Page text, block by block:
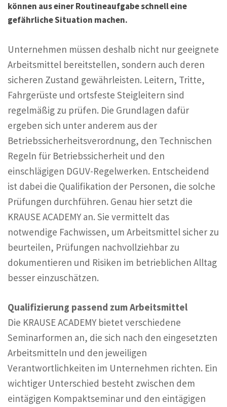
können aus einer Routineaufgabe schnell eine
gefährliche Situation machen.
Unternehmen müssen deshalb nicht nur geeignete
Arbeitsmittel bereitstellen, sondern auch deren
sicheren Zustand gewährleisten. Leitern, Tritte,
Fahrgerüste und ortsfeste Steigleitern sind
regelmäßig zu prüfen. Die Grundlagen dafür
ergeben sich unter anderem aus der
Betriebssicherheitsverordnung, den Technischen
Regeln für Betriebssicherheit und den
einschlägigen DGUV-Regelwerken. Entscheidend
ist dabei die Qualifikation der Personen, die solche
Prüfungen durchführen. Genau hier setzt die
KRAUSE ACADEMY an. Sie vermittelt das
notwendige Fachwissen, um Arbeitsmittel sicher zu
beurteilen, Prüfungen nachvollziehbar zu
dokumentieren und Risiken im betrieblichen Alltag
besser einzuschätzen.
Qualifizierung passend zum Arbeitsmittel
Die KRAUSE ACADEMY bietet verschiedene
Seminarformen an, die sich nach den eingesetzten
Arbeitsmitteln und den jeweiligen
Verantwortlichkeiten im Unternehmen richten. Ein
wichtiger Unterschied besteht zwischen dem
eintägigen Kompaktseminar und den eintägigen